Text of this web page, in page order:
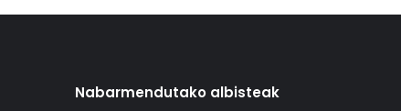
Nabarmendutako albisteak